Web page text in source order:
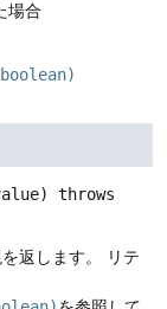
場合
throws
返します。
リテ